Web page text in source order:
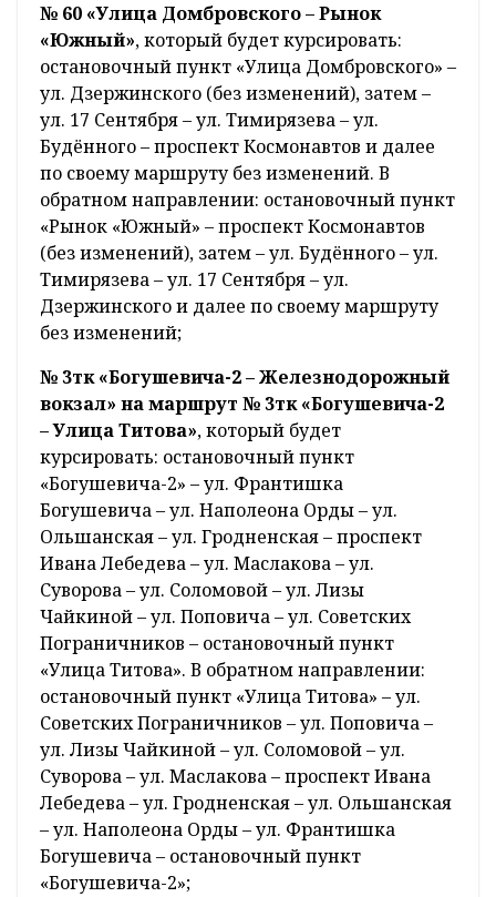
№ 60 «Улица Домбровского – Рынок
«Южный», который будет курсировать:
остановочный пункт «Улица Домбровского» –
ул. Дзержинского (без изменений), затем –
ул. 17 Сентября – ул. Тимирязева – ул.
Будённого – проспект Космонавтов и далее
по своему маршруту без изменений. В
обратном направлении: остановочный пункт
«Рынок «Южный» – проспект Космонавтов
(без изменений), затем – ул. Будённого – ул.
Тимирязева – ул. 17 Сентября – ул.
Дзержинского и далее по своему маршруту
без изменений;
№ 3тк «Богушевича-2 – Железнодорожный
вокзал» на маршрут № 3тк «Богушевича-2
– Улица Титова», который будет
курсировать: остановочный пункт
«Богушевича-2» – ул. Франтишка
Богушевича – ул. Наполеона Орды – ул.
Ольшанская – ул. Гродненская – проспект
Ивана Лебедева – ул. Маслакова – ул.
Суворова – ул. Соломовой – ул. Лизы
Чайкиной – ул. Поповича – ул. Советских
Пограничников – остановочный пункт
«Улица Титова». В обратном направлении:
остановочный пункт «Улица Титова» – ул.
Советских Пограничников – ул. Поповича –
ул. Лизы Чайкиной – ул. Соломовой – ул.
Суворова – ул. Маслакова – проспект Ивана
Лебедева – ул. Гродненская – ул. Ольшанская
– ул. Наполеона Орды – ул. Франтишка
Богушевича – остановочный пункт
«Богушевича-2»;